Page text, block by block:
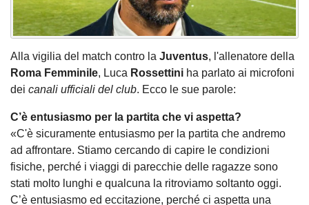
Alla vigilia del match contro la Juventus, l'allenatore della
Roma Femminile, Luca Rossettini ha parlato ai microfoni
dei canali ufficiali del club. Ecco le sue parole:
C’è entusiasmo per la partita che vi aspetta?
«C'è sicuramente entusiasmo per la partita che andremo
ad affrontare. Stiamo cercando di capire le condizioni
fisiche, perché i viaggi di parecchie delle ragazze sono
stati molto lunghi e qualcuna la ritroviamo soltanto oggi.
C’è entusiasmo ed eccitazione, perché ci aspetta una